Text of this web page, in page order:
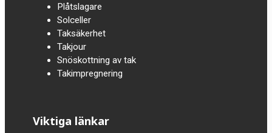
Plåtslagare
Solceller
Taksäkerhet
Takjour
Snöskottning av tak
Takimpregnering
Viktiga länkar